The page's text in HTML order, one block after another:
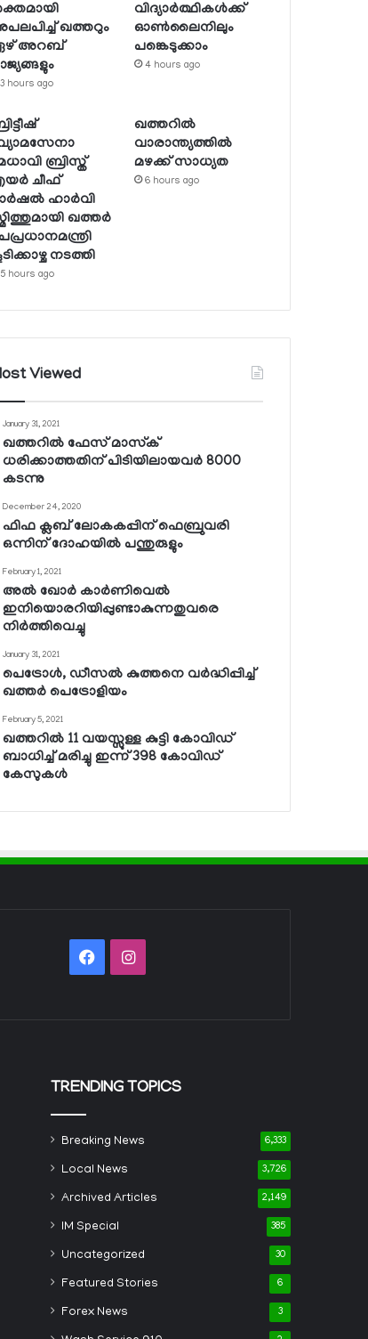
ഖത്തറും
അറബ്
3 hours ago
വിദ്യാര്‍ത്ഥികള്‍ക്ക്
ഓണ്‍ലൈനിലും
പങ്കെടുക്കാം
4 hours ago
ബ്രിസ്ത്
ചീഫ്
ഹാര്‍വി
ഖത്തര്‍
നടത്തി
5 hours ago
ഖത്തറില്‍
വാരാന്ത്യത്തില്‍
മഴക്ക് സാധ്യത
6 hours ago
Viewed
January 31, 2021
ഖത്തറില്‍ ഫേസ് മാസ്‌ക്
ധരിക്കാത്തതിന് പിടിയിലായവര്‍ 8000
കടന്നു
December 24, 2020
ഫിഫ ക്ലബ് ലോകകപ്പിന് ഫെബ്രുവരി
ഒന്നിന് ദോഹയില്‍ പന്തുരുളും
February 1, 2021
അല്‍ ഖോര്‍ കാര്‍ണിവെല്‍
ഇനിയൊരറിയിപ്പുണ്ടാകുന്നതുവരെ
നിര്‍ത്തിവെച്ചു
January 31, 2021
പെട്രോള്‍, ഡീസല്‍ കുത്തനെ വര്‍ദ്ധിപ്പിച്ച്
ഖത്തര്‍ പെട്രോളിയം
February 5, 2021
ഖത്തറില്‍ 11 വയസ്സുള്ള കുട്ടി കോവിഡ്
ബാധിച്ച് മരിച്ചു ഇന്ന് 398 കോവിഡ്
കേസുകള്‍
FacebookInstagram
TRENDING TOPICS
Breaking News 6,333
Local News 3,726
Archived Articles 2,149
IM Special 385
Uncategorized 30
Featured Stories 6
Forex News 3